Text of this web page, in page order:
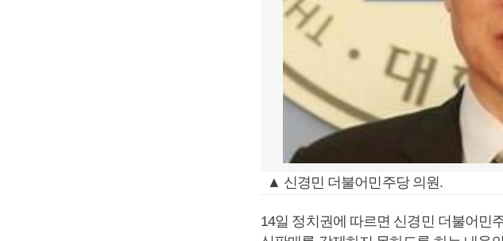
▲ 신경민 더불어민주당 의원.
14일 정치권에 따르면 신경민 더불어민